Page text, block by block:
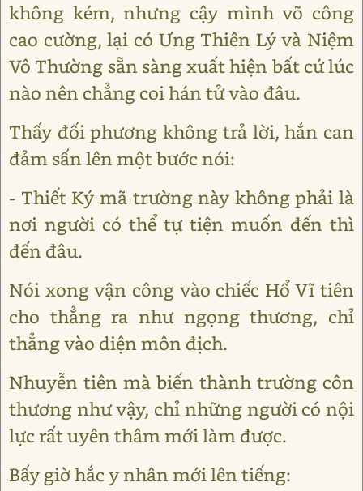
không kém, nhưng cậy mình võ công
cao cường, lại có Ưng Thiên Lý và Niệm
Vô Thường sẵn sàng xuất hiện bất cứ lúc
nào nên chẳng coi hán tử vào đâu.
Thấy đối phương không trả lời, hắn can
đảm sấn lên một bước nói:
- Thiết Ký mã trường này không phải là
nơi người có thể tự tiện muốn đến thì
đến đâu.
Nói xong vận công vào chiếc Hổ Vĩ tiên
cho thẳng ra như ngọng thương, chỉ
thẳng vào diện môn địch.
Nhuyễn tiên mà biến thành trường côn
thương như vậy, chỉ những người có nội
lực rất uyên thâm mới làm được.
Bấy giờ hắc y nhân mới lên tiếng: